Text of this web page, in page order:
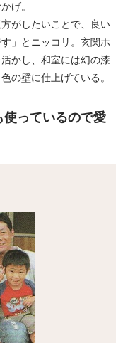
げ。
がしたいことで、良い
」とニッコリ。玄関ホ
かし、和室には幻の漆
の壁に仕上げている。
っているので愛